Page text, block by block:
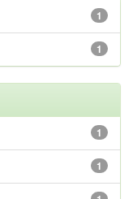
1
1
1
1